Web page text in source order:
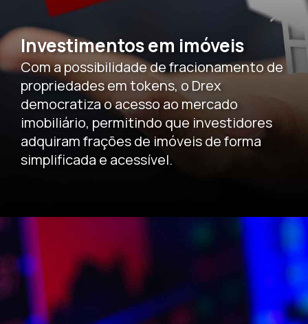
Investimentos em imóveis
Com a possibilidade de fracionamento de
propriedades em tokens, o Drex
democratiza o acesso ao mercado
imobiliário, permitindo que investidores
adquiram frações de imóveis de forma
simplificada e acessível.